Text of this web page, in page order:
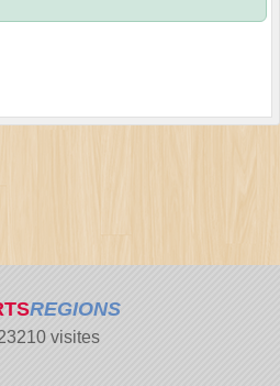
REGIONS
visites